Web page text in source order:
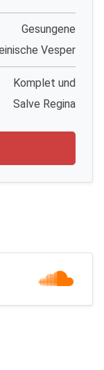
Gesungene
Vesper
Komplet und
Salve Regina